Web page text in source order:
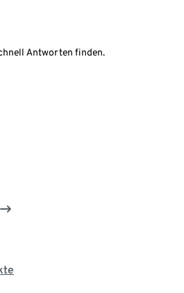
Antworten finden.